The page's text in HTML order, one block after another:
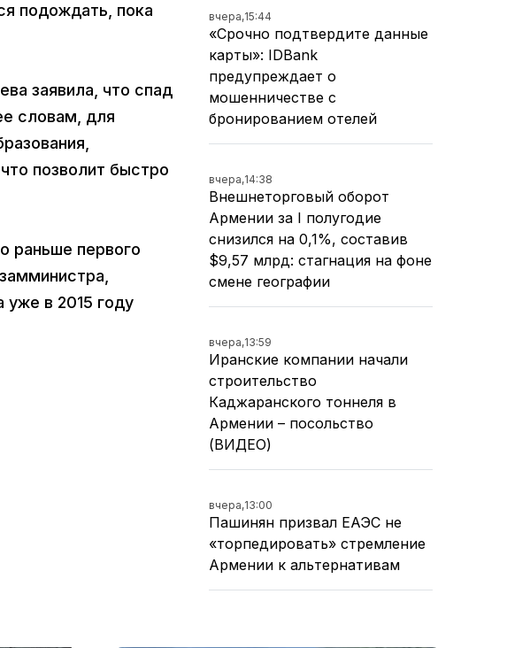
подождать, пока
заявила, что спад
словам, для
позволит быстро
раньше первого
уже в 2015 году
вчера,15:44
«Срочно подтвердите данные
карты»: IDBank
предупреждает о
мошенничестве с
бронированием отелей
вчера,14:38
Внешнеторговый оборот
Армении за I полугодие
снизился на 0,1%, составив
$9,57 млрд: стагнация на фоне
смене географии
вчера,13:59
Иранские компании начали
строительство
Каджаранского тоннеля в
Армении – посольство
(ВИДЕО)
вчера,13:00
Пашинян призвал ЕАЭС не
«торпедировать» стремление
Армении к альтернативам